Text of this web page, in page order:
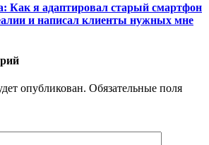
Как я адаптировал старый смартфон
и написал клиенты нужных мне
опубликован. Обязательные поля